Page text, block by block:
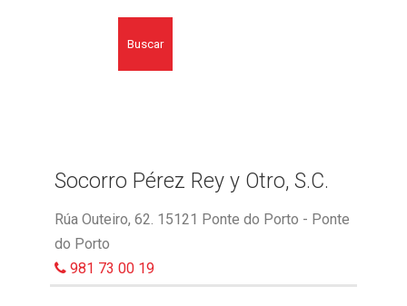
Buscar
Socorro Pérez Rey y Otro, S.C.
Rúa Outeiro, 62. 15121 Ponte do Porto - Ponte
do Porto
981 73 00 19